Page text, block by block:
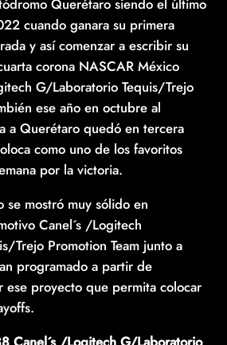
Querétaro siendo el último
cuando ganara su primera
y así comenzar a escribir su
corona NASCAR México
G/Laboratorio Tequis/Trejo
ese año en octubre al
a Querétaro quedó en tercera
como uno de los favoritos
por la victoria.
se mostró muy sólido en
Canel´s /Logitech
Trejo Promotion Team junto a
programado a partir de
ese proyecto que permita colocar